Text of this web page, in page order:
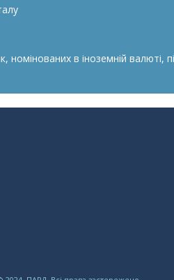
в іноземній валюті,